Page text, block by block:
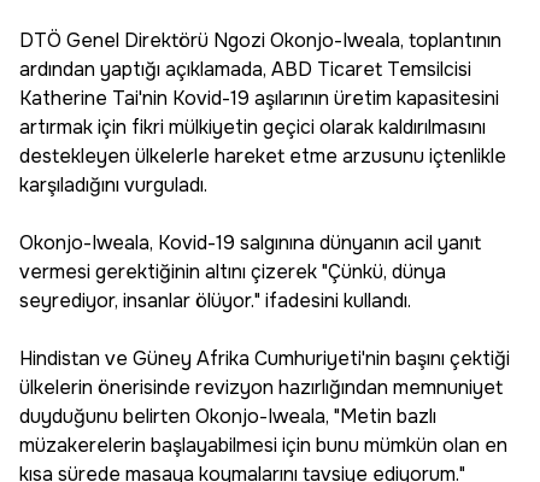
DTÖ Genel Direktörü Ngozi Okonjo-Iweala, toplantının
ardından yaptığı açıklamada, ABD Ticaret Temsilcisi
Katherine Tai'nin Kovid-19 aşılarının üretim kapasitesini
artırmak için fikri mülkiyetin geçici olarak kaldırılmasını
destekleyen ülkelerle hareket etme arzusunu içtenlikle
karşıladığını vurguladı.
Okonjo-Iweala, Kovid-19 salgınına dünyanın acil yanıt
vermesi gerektiğinin altını çizerek "Çünkü, dünya
seyrediyor, insanlar ölüyor." ifadesini kullandı.
Hindistan ve Güney Afrika Cumhuriyeti'nin başını çektiği
ülkelerin önerisinde revizyon hazırlığından memnuniyet
duyduğunu belirten Okonjo-Iweala, "Metin bazlı
müzakerelerin başlayabilmesi için bunu mümkün olan en
kısa sürede masaya koymalarını tavsiye ediyorum."